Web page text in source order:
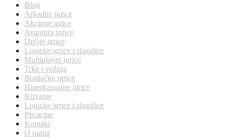
Blog
Arkadne igrice
Akcione igrice
Avantura igrice
Dečije igrice
Logicke igrice i slagalice
Multiplayer igrice
Trke i vožnja
Borilačke igrice
Hiperkasualne igrice
Kuvanje
Logicke igrice i slagalice
Pucacine
Kontakt
O nama